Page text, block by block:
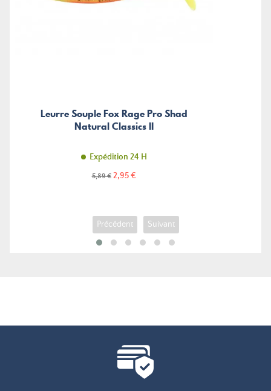
Leurre Souple Fox Rage Pro Shad
Natural Classics II
Expédition 24 H
Prix
5,89 € Prix
2,95 €
Précédent Suivant